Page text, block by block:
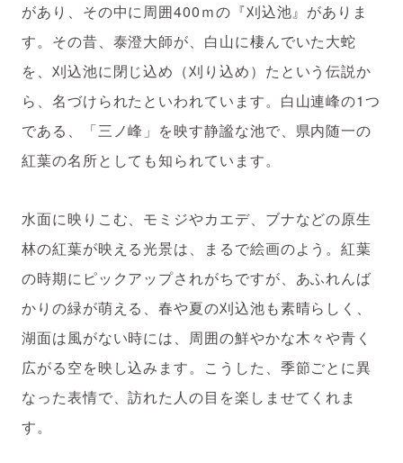
があり、その中に周囲400ｍの『刈込池』がありま
す。その昔、泰澄大師が、白山に棲んでいた大蛇
を、刈込池に閉じ込め（刈り込め）たという伝説か
ら、名づけられたといわれています。白山連峰の1つ
である、「三ノ峰」を映す静謐な池で、県内随一の
紅葉の名所としても知られています。
水面に映りこむ、モミジやカエデ、ブナなどの原生
林の紅葉が映える光景は、まるで絵画のよう。紅葉
の時期にピックアップされがちですが、あふれんば
かりの緑が萌える、春や夏の刈込池も素晴らしく、
湖面は風がない時には、周囲の鮮やかな木々や青く
広がる空を映し込みます。こうした、季節ごとに異
なった表情で、訪れた人の目を楽しませてくれま
す。